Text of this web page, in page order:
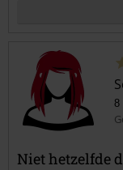
8
Niet hetzelfde